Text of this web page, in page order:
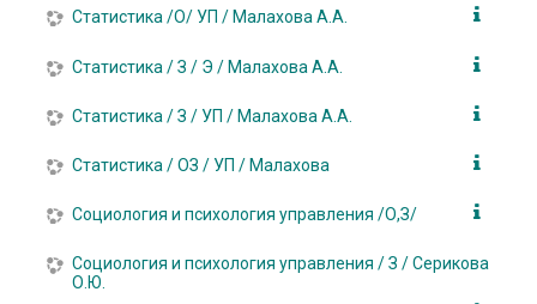
Статистика /О/ УП / Малахова А.А.
Статистика / З / Э / Малахова А.А.
Статистика / З / УП / Малахова А.А.
Статистика / ОЗ / УП / Малахова
Социология и психология управления /О,З/
Социология и психология управления / З / Серикова
О.Ю.